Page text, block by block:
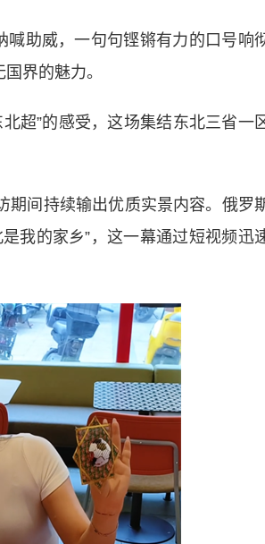
助威，一句句铿锵有力的口号响
界的魅力。
超”的感受，这场集结东北三省一
间持续输出优质实景内容。俄罗
我的家乡”，这一幕通过短视频迅